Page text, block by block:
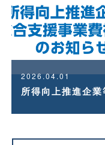
2026.04.01